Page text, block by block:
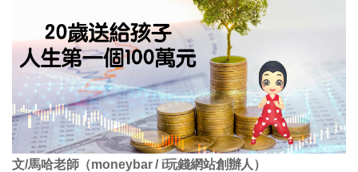
文/馬哈老師（moneybar / i玩錢網站創辦人）